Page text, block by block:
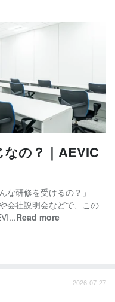
の？｜AEVIC
な研修を受けるの？」
会社説明会などで、この
Read more
2026-07-27